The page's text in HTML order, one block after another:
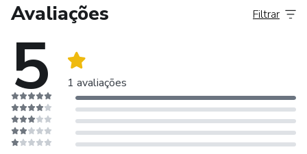
Avaliações
5 1 avaliações
Filtrar